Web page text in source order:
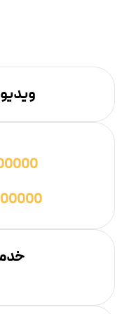
1000000
10000000